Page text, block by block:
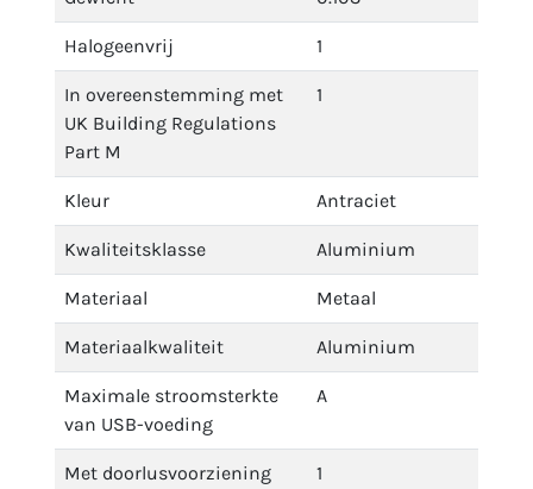
Halogeenvrij 1
In overeenstemming met
UK Building Regulations
Part M
1
Kleur Antraciet
Kwaliteitsklasse Aluminium
Materiaal Metaal
Materiaalkwaliteit Aluminium
Maximale stroomsterkte
van USB-voeding
A
Met doorlusvoorziening 1